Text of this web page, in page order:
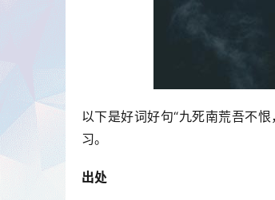
以下是好词好句“九死南荒吾不
习。
出处